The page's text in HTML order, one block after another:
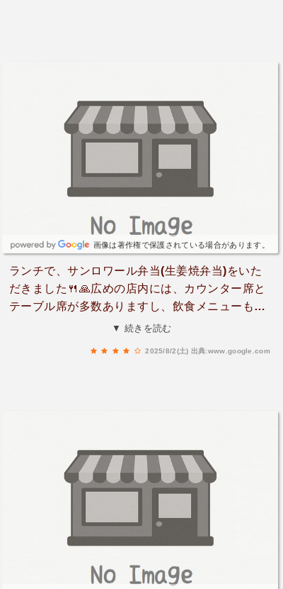
画像は著作権で保護されている場合があります。
ランチで、サンロワール弁当(生姜焼弁当)をいた
だきました🍴🙏広めの店内には、カウンター席と
テーブル席が多数ありますし、飲食メニューも豊
富ですよ❗日替り定食は、味噌汁・コーヒー付き
ほうがお薦めですね👌
▼ 続きを読む
2025/8/2(土) 出典:www.google.com